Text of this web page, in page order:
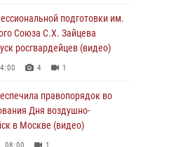
дебош в букмекерской
12:39 1
футбольного матча
12:35 1
подготовки им.
Союза С.Х. Зайцева
росгвардейцев (видео)
4 1
правопорядок во
Дня воздушно-
в Москве (видео)